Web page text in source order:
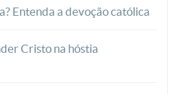
Entenda a devoção católica
Cristo na hóstia